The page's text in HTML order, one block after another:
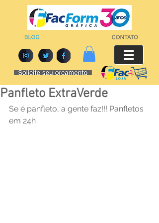
Panfleto ExtraVerde
Se é panfleto, a gente faz!!! Panfletos
em 24h